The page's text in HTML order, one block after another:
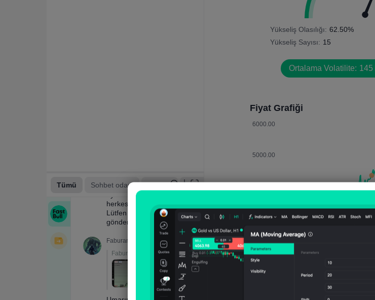
Yükseliş Olasılığı: 62.50%
Yükseliş Sayısı: 15
Ortalama Volatilite: 145
Fiyat Grafiği